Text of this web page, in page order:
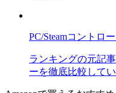
PC/Steamコントロ
ランキングの元記
ーを徹底比較して